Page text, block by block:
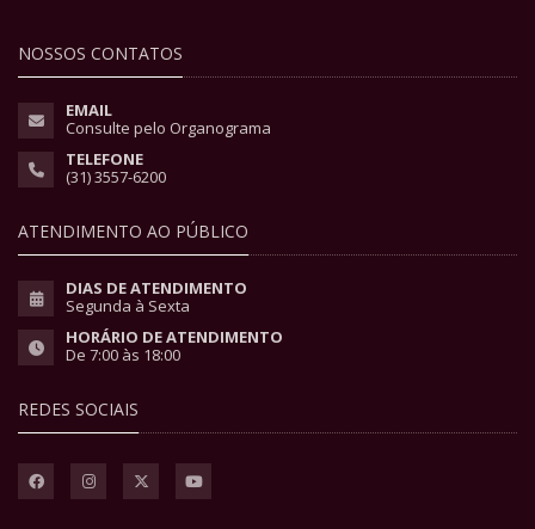
NOSSOS CONTATOS
EMAIL
Consulte pelo Organograma
TELEFONE
(31) 3557-6200
ATENDIMENTO AO PÚBLICO
DIAS DE ATENDIMENTO
Segunda à Sexta
HORÁRIO DE ATENDIMENTO
De 7:00 às 18:00
REDES SOCIAIS